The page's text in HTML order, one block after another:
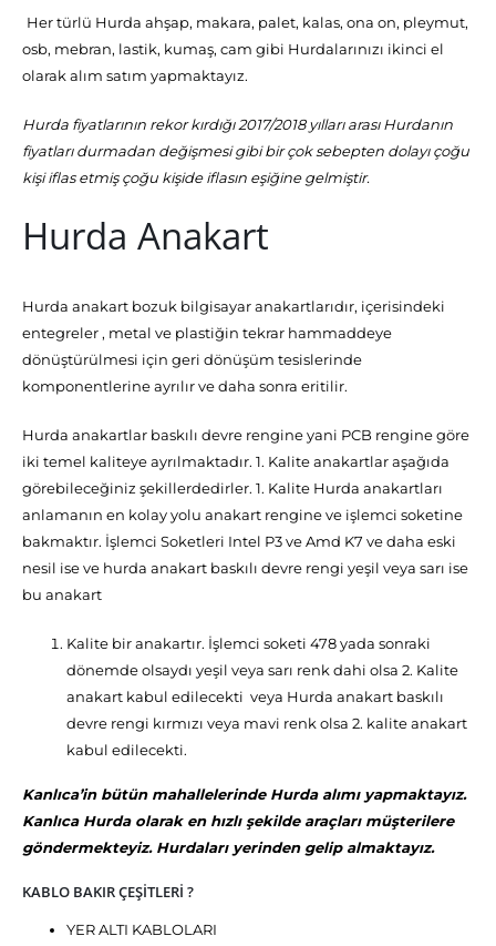
Her türlü Hurda ahşap, makara, palet, kalas, ona on, pleymut,
osb, mebran, lastik, kumaş, cam gibi Hurdalarınızı ikinci el
olarak alım satım yapmaktayız.
Hurda fiyatlarının rekor kırdığı 2017/2018 yılları arası Hurdanın
fiyatları durmadan değişmesi gibi bir çok sebepten dolayı çoğu
kişi iflas etmiş çoğu kişide iflasın eşiğine gelmiştir.
Hurda Anakart
Hurda anakart bozuk bilgisayar anakartlarıdır, içerisindeki
entegreler , metal ve plastiğin tekrar hammaddeye
dönüştürülmesi için geri dönüşüm tesislerinde
komponentlerine ayrılır ve daha sonra eritilir.
Hurda anakartlar baskılı devre rengine yani PCB rengine göre
iki temel kaliteye ayrılmaktadır. 1. Kalite anakartlar aşağıda
görebileceğiniz şekillerdedirler. 1. Kalite Hurda anakartları
anlamanın en kolay yolu anakart rengine ve işlemci soketine
bakmaktır. İşlemci Soketleri Intel P3 ve Amd K7 ve daha eski
nesil ise ve hurda anakart baskılı devre rengi yeşil veya sarı ise
bu anakart
Kalite bir anakartır. İşlemci soketi 478 yada sonraki
dönemde olsaydı yeşil veya sarı renk dahi olsa 2. Kalite
anakart kabul edilecekti veya Hurda anakart baskılı
devre rengi kırmızı veya mavi renk olsa 2. kalite anakart
kabul edilecekti.
Kanlıca’in bütün mahallelerinde Hurda alımı yapmaktayız.
Kanlıca Hurda olarak en hızlı şekilde araçları müşterilere
göndermekteyiz. Hurdaları yerinden gelip almaktayız.
KABLO BAKIR ÇEŞİTLERİ ?
YER ALTI KABLOLARI